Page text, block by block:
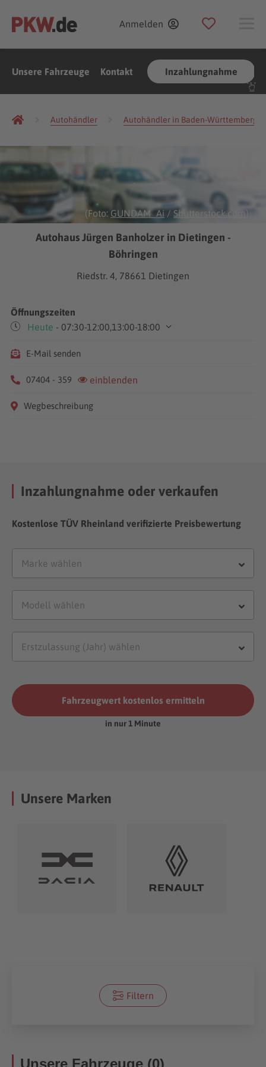
Anmelden
Unsere Fahrzeuge Kontakt Inzahlungnahme
Autohändler Autohändler in Baden-Württemberg
(Foto: GUNDAM_Ai / Shutterstock.com )
Autohaus Jürgen Banholzer in Dietingen -
Böhringen
Riedstr. 4, 78661 Dietingen
Öffnungszeiten
Heute - 07:30-12:00,13:00-18:00
13:00-18:00
E-Mail senden
07404 - 359 einblenden
Wegbeschreibung
Inzahlungnahme oder verkaufen
Kostenlose TÜV Rheinland verifizierte Preisbewertung
Fahrzeugwert kostenlos ermitteln
in nur 1 Minute
Unsere Marken
Filtern
Unsere Fahrzeuge (0)